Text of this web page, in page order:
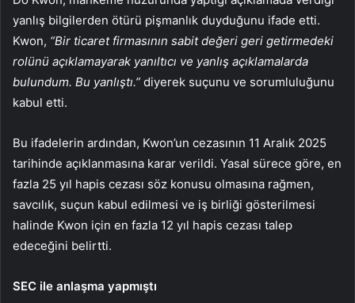
yanlış bilgilerden ötürü pişmanlık duyduğunu ifade etti.
Kwon, “Bir ticaret firmasının sabit değeri geri getirmedeki
rolünü açıklamayarak yanıltıcı ve yanlış açıklamalarda
bulundum. Bu yanlıştı.” diyerek suçunu ve sorumluluğunu
kabul etti.
Bu ifadelerin ardından, Kwon’un cezasının 11 Aralık 2025
tarihinde açıklanmasına karar verildi. Yasal sürece göre, en
fazla 25 yıl hapis cezası söz konusu olmasına rağmen,
savcılık, suçun kabul edilmesi ve iş birliği gösterilmesi
halinde Kwon için en fazla 12 yıl hapis cezası talep
edeceğini belirtti.
SEC ile anlaşma yapmıştı